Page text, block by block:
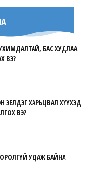
БАС ХУДЛАА
ВЭ?
ЭЕЛДЭГ ХАРЬЦВАЛ ХҮҮХЭД
ВЭ?
УДАЖ БАЙНА